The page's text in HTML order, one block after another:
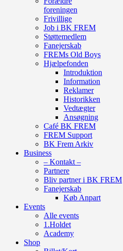
foreningen
Frivillige
Job i BK FREM
Støttemedlem
Fanejerskab
FREMs Old Boys
Hjælpefonden
Introduktion
Information
Reklamer
Historikken
Vedtægter
Ansøgning
Café BK FREM
FREM Support
BK Frem Arkiv
Business
– Kontakt –
Partnere
Bliv partner i BK FREM
Fanejerskab
Køb Anpart
Events
Alle events
1.Holdet
Academy
Shop